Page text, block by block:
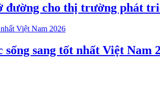
cho thị trường phát
sang tốt nhất Việt Nam